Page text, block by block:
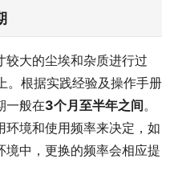
较大的尘埃和杂质进行过
。根据实践经验及操作手册
一般在3个月至半年之间。
境和使用频率来决定，如
中，更换的频率会相应提